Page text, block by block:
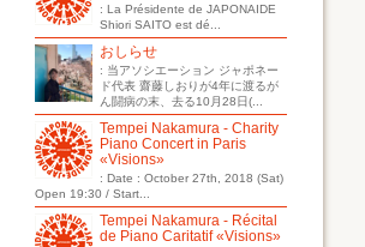
: La Présidente de JAPONAIDE
Shiori SAITO est dé...
おしらせ
: 当アソシエーション ジャポネー
ド代表 齋藤しおりが4年に渡るが
ん闘病の末、去る10月28日(...
Tempei Nakamura - Charity
Piano Concert in Paris
«Visions»
: Date : October 27th, 2018 (Sat)
Open 19:30 / Start...
Tempei Nakamura - Récital
de Piano Caritatif «Visions»